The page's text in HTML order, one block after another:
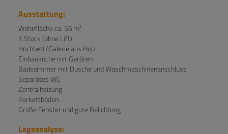
Ausstattung:
Wohnfläche ca. 56 m²
1.Stock (ohne Lift)
Hochbett/Galerie aus Holz
Einbauküche mit Geräten
Badezimmer mit Dusche und Waschmaschinenanschluss
Separates WC
Zentralheizung
Parkettböden
Große Fenster und gute Belichtung
Lageanalyse: